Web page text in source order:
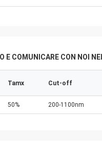
E COMUNICARE CON NOI
Tamx Cut-off
50% 200-1100nm